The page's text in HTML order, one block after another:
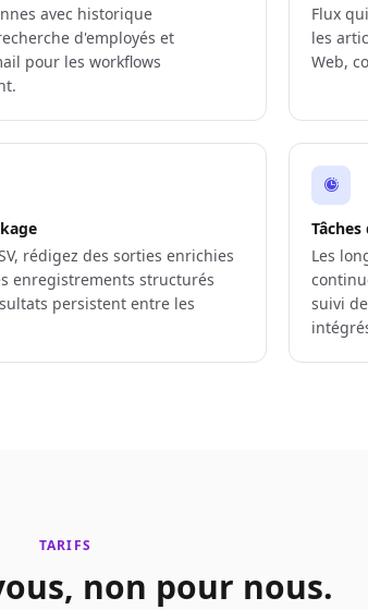
avec historique
d'employés et
pour les workflows
Flux
les
Web,
rédigez des sorties enrichies
enregistrements structurés
persistent entre les
Les
suivi
TARIFS
non pour nous.